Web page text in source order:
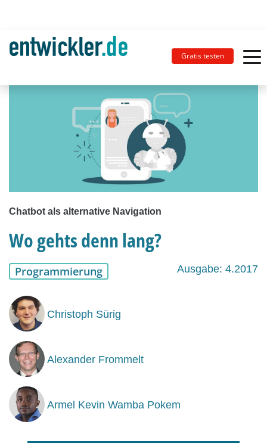
Gratis testen
Chatbot als alternative Navigation
Wo gehts denn lang?
Programmierung Ausgabe: 4.2017
Christoph Sürig
Alexander Frommelt
Armel Kevin Wamba Pokem